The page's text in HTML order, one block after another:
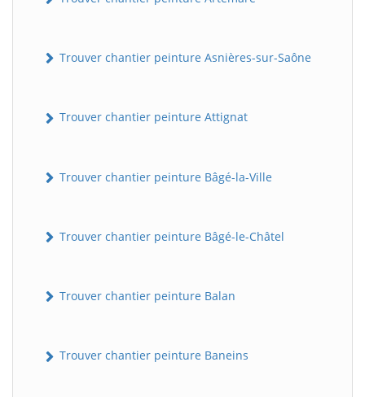
Trouver chantier peinture Asnières-sur-Saône
Trouver chantier peinture Attignat
Trouver chantier peinture Bâgé-la-Ville
Trouver chantier peinture Bâgé-le-Châtel
Trouver chantier peinture Balan
Trouver chantier peinture Baneins